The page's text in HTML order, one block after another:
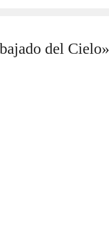
del Cielo»